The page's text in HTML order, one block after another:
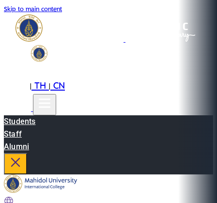
Skip to main content
|TH|CN
Students
Staff
Alumni